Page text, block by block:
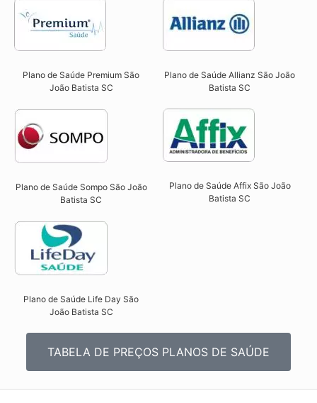
Plano de Saúde Premium São
João Batista SC​
Plano de Saúde Allianz São João
Batista SC​
Plano de Saúde Sompo São João
Batista SC​
Plano de Saúde Affix São João
Batista SC​
Plano de Saúde Life Day São
João Batista SC
TABELA DE PREÇOS PLANOS DE SAÚDE